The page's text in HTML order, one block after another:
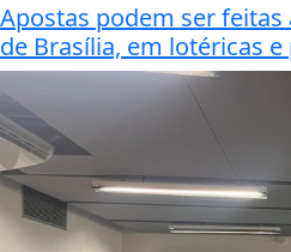
Apostas podem ser
de Brasília, em lotéricas e